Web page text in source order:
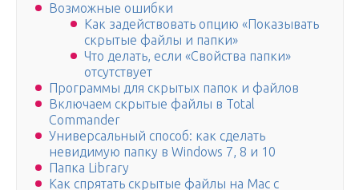
Возможные ошибки
Как задействовать опцию «Показывать
скрытые файлы и папки»
Что делать, если «Свойства папки»
отсутствует
Программы для скрытых папок и файлов
Включаем скрытые файлы в Total
Commander
Универсальный способ: как сделать
невидимую папку в Windows 7, 8 и 10
Папка Library
Как спрятать скрытые файлы на Mac с